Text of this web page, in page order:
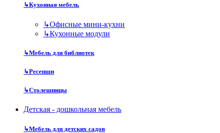
↳Кухонная мебель
↳Офисные мини-кухни
↳Кухонные модули
↳Мебель для библиотек
↳Ресепшн
↳Столешницы
Детская - дошкольная мебель
↳Мебель для детских садов